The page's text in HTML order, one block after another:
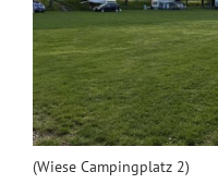
(Wiese Campingplatz 2)